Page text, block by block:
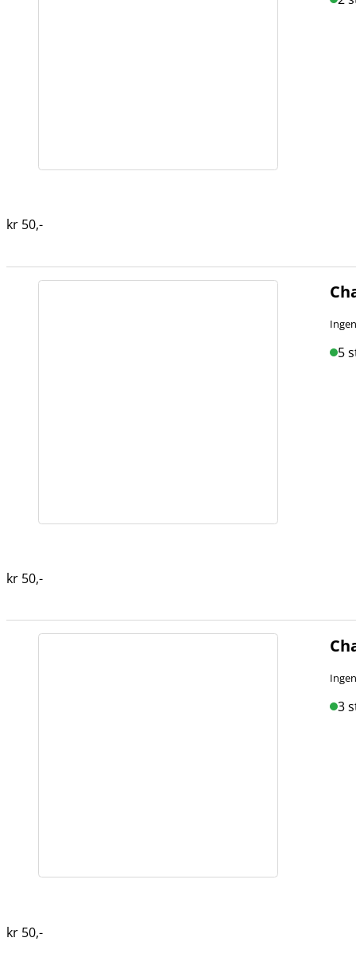
kr 50,-
5
kr 50,-
3
kr 50,-